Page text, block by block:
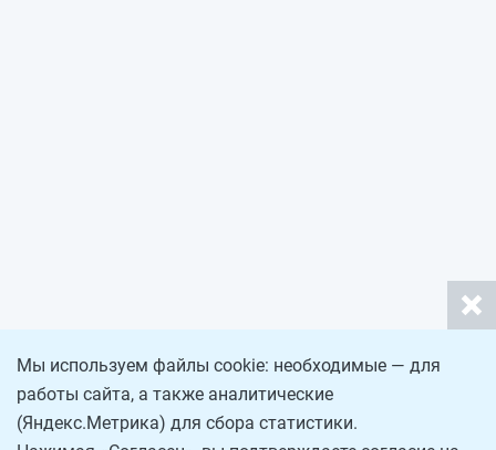
Мы используем файлы cookie: необходимые — для
работы сайта, а также аналитические
(Яндекс.Метрика) для сбора статистики.